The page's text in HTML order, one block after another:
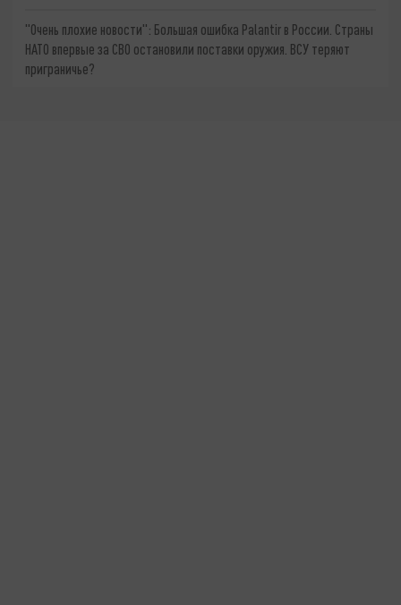
"Очень плохие новости": Большая ошибка Palantir в России. Страны
НАТО впервые за СВО остановили поставки оружия. ВСУ теряют
приграничье?